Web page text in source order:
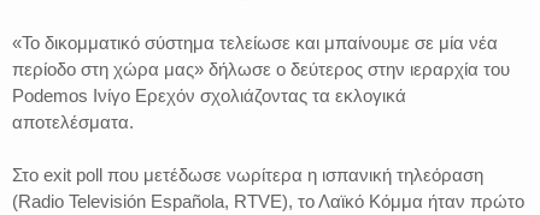
«Το δικομματικό σύστημα τελείωσε και μπαίνουμε σε μία νέα
περίοδο στη χώρα μας» δήλωσε ο δεύτερος στην ιεραρχία του
Podemos Ινίγο Ερεχόν σχολιάζοντας τα εκλογικά
αποτελέσματα.
Στο exit poll που μετέδωσε νωρίτερα η ισπανική τηλεόραση
(Radio Televisión Española, RTVE), το Λαϊκό Κόμμα ήταν πρώτο